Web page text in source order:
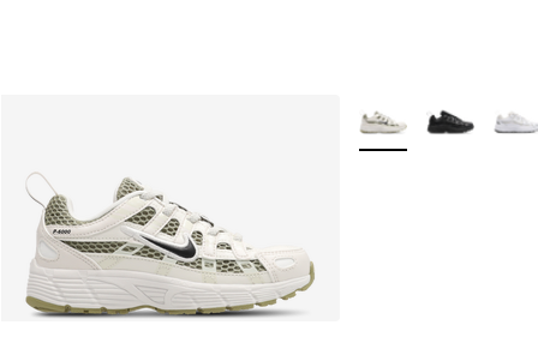
Plus de couleurs